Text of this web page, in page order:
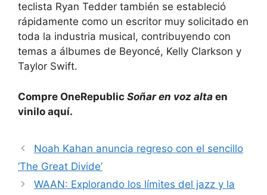
teclista Ryan Tedder también se estableció
rápidamente como un escritor muy solicitado en
toda la industria musical, contribuyendo con
temas a álbumes de Beyoncé, Kelly Clarkson y
Taylor Swift.
Compre OneRepublic Soñar en voz alta en
vinilo aquí.
Noah Kahan anuncia regreso con el sencillo
‘The Great Divide’
WAAN: Explorando los límites del jazz y la